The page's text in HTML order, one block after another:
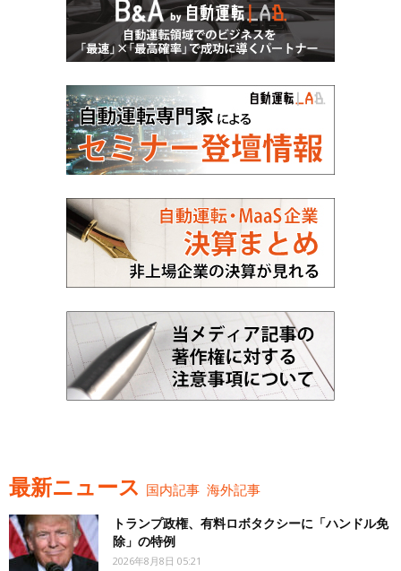
最新ニュース 国内記事 海外記事
トランプ政権、有料ロボタクシーに「ハンドル免
除」の特例
2026年8月8日 05:21